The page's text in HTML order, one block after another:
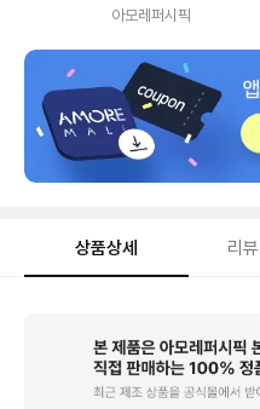
아모레퍼시픽
상품상세 리뷰